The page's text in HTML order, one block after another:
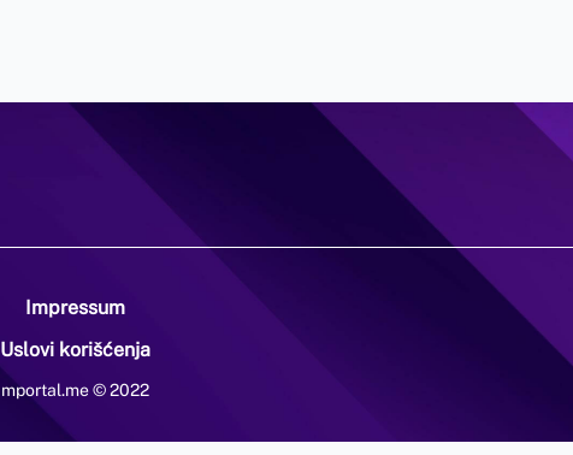
Impressum
Uslovi korišćenja
mportal.me © 2022